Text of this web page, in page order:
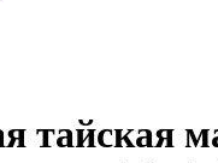
тайская